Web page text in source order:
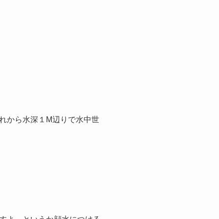
から水深１M辺りで水中世